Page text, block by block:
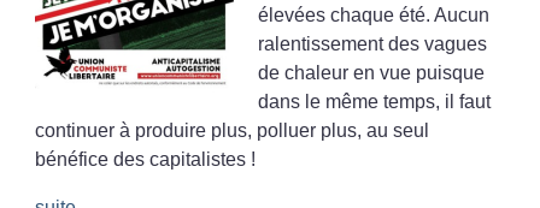
élevées chaque été. Aucun
ralentissement des vagues
de chaleur en vue puisque
dans le même temps, il faut
continuer à produire plus, polluer plus, au seul
bénéfice des capitalistes !